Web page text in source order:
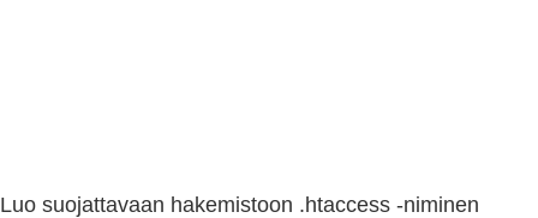
Luo suojattavaan hakemistoon .htaccess -niminen